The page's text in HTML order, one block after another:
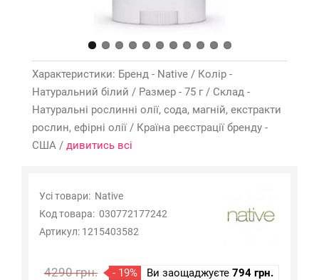
Характеристики: Бренд - Native / Колір -
Натуральний білий / Размер - 75 г / Склад -
Натуральні рослинні олії, сода, магній, екстракти
рослин, ефірні олії / Країна реєстрації бренду -
США / дивитись всі
Усі товари: Native
Код товара: 030772177242
Артикул: 1215403582
4290 грн. - 19% Ви заощаджуєте 794 грн.